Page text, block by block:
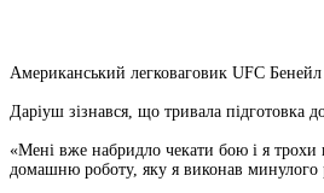
Американський легковаговик UFC
Даріуш зізнався, що тривала підготовка
«Мені вже набридло чекати бою і я трохи
домашню роботу, яку я виконав